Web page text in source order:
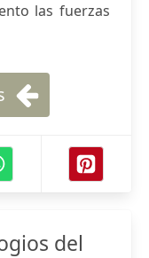
las fuerzas
del